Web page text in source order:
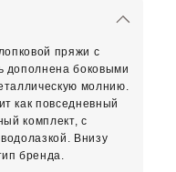
пряжи с
дополнена боковыми
молнию.
как повседневный
комплект, с
Внизу
бренда.